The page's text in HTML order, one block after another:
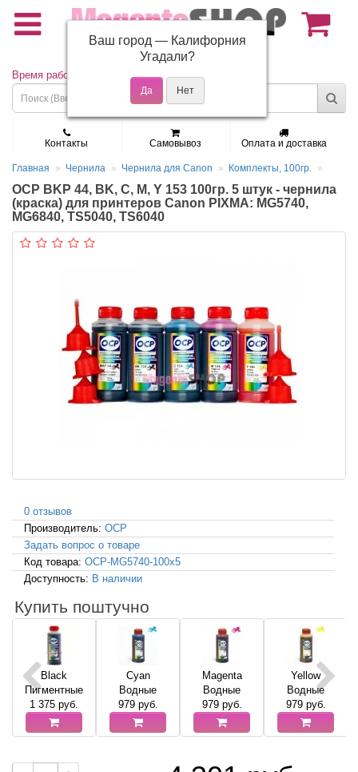
(495) 150-01-37
Время работы: Пн - Пт 9:30 - 19:00
Контакты Самовывоз Оплата и доставка
Главная Чернила Чернила для Canon Комплекты, 100гр.
OCP BKP 44, BK, C, M, Y 153 100гр. 5 штук - чернила
(краска) для принтеров Canon PIXMA: MG5740,
MG6840, TS5040, TS6040
0 отзывов
Производитель: OCP
Задать вопрос о товаре
Код товара: OCP-MG5740-100x5
Доступность: В наличии
Купить поштучно
Black
Пигментные
1 375 руб.
Cyan
Водные
979руб.
Magenta
Водные
979руб.
Yellow
Водные
979руб.
Ваш город — Калифорния
Угадали?